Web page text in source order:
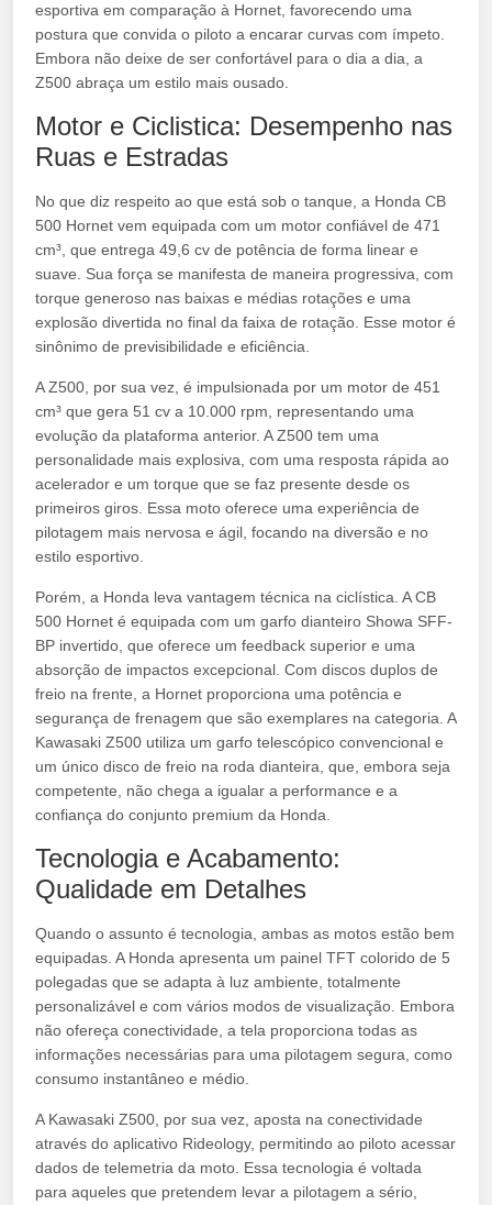
esportiva em comparação à Hornet, favorecendo uma
postura que convida o piloto a encarar curvas com ímpeto.
Embora não deixe de ser confortável para o dia a dia, a
Z500 abraça um estilo mais ousado.
Motor e Ciclistica: Desempenho nas
Ruas e Estradas
No que diz respeito ao que está sob o tanque, a Honda CB
500 Hornet vem equipada com um motor confiável de 471
cm³, que entrega 49,6 cv de potência de forma linear e
suave. Sua força se manifesta de maneira progressiva, com
torque generoso nas baixas e médias rotações e uma
explosão divertida no final da faixa de rotação. Esse motor é
sinônimo de previsibilidade e eficiência.
A Z500, por sua vez, é impulsionada por um motor de 451
cm³ que gera 51 cv a 10.000 rpm, representando uma
evolução da plataforma anterior. A Z500 tem uma
personalidade mais explosiva, com uma resposta rápida ao
acelerador e um torque que se faz presente desde os
primeiros giros. Essa moto oferece uma experiência de
pilotagem mais nervosa e ágil, focando na diversão e no
estilo esportivo.
Porém, a Honda leva vantagem técnica na ciclística. A CB
500 Hornet é equipada com um garfo dianteiro Showa SFF-
BP invertido, que oferece um feedback superior e uma
absorção de impactos excepcional. Com discos duplos de
freio na frente, a Hornet proporciona uma potência e
segurança de frenagem que são exemplares na categoria. A
Kawasaki Z500 utiliza um garfo telescópico convencional e
um único disco de freio na roda dianteira, que, embora seja
competente, não chega a igualar a performance e a
confiança do conjunto premium da Honda.
Tecnologia e Acabamento:
Qualidade em Detalhes
Quando o assunto é tecnologia, ambas as motos estão bem
equipadas. A Honda apresenta um painel TFT colorido de 5
polegadas que se adapta à luz ambiente, totalmente
personalizável e com vários modos de visualização. Embora
não ofereça conectividade, a tela proporciona todas as
informações necessárias para uma pilotagem segura, como
consumo instantâneo e médio.
A Kawasaki Z500, por sua vez, aposta na conectividade
através do aplicativo Rideology, permitindo ao piloto acessar
dados de telemetria da moto. Essa tecnologia é voltada
para aqueles que pretendem levar a pilotagem a sério,